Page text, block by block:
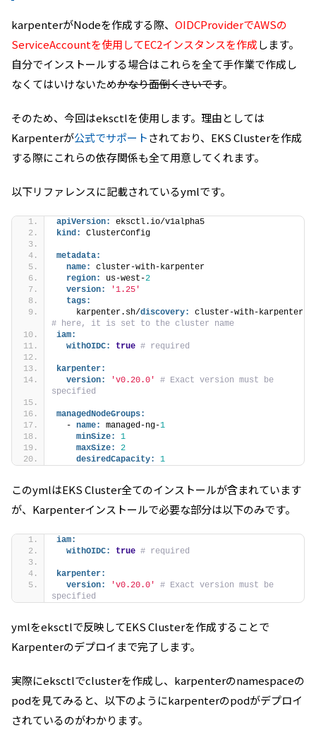
karpenterがNodeを作成する際、 OIDCProviderでAWSの
ServiceAccountを使用してEC2インスタンスを作成します。
自分でインストールする場合はこれらを全て手作業で作成し
なくてはいけないためかなり面倒くさいです。
そのため、今回はeksctlを使用します。理由としては
Karpenterが公式でサポートされており、EKS Clusterを作成
する際にこれらの依存関係も全て用意してくれます。
以下リファレンスに記載されているymlです。
apiVersion:
eksctl.io/v1alpha5
kind:
ClusterConfig
metadata:
name:
cluster-with-karpenter
region:
us-west-2
version:
'1.25'
tags:
    karpenter.sh/
discovery:
# here, it is set to the cluster name
iam:
withOIDC:
true # required
karpenter:
version:
'v0.20.0'
# Exact version must be
specified
managedNodeGroups:
  -
name: managed-ng-1
minSize:
1
maxSize:
2
desiredCapacity:
1
このymlはEKS Cluster全てのインストールが含まれています
が、Karpenterインストールで必要な部分は以下のみです。
iam:
withOIDC:
true # required
karpenter:
version:
'v0.20.0'
# Exact version must be
specified
ymlをeksctlで反映してEKS Clusterを作成することで
Karpenterのデプロイまで完了します。
実際にeksctlでclusterを作成し、karpenterのnamespaceの
podを見てみると、以下のようにkarpenterのpodがデプロイ
されているのがわかります。